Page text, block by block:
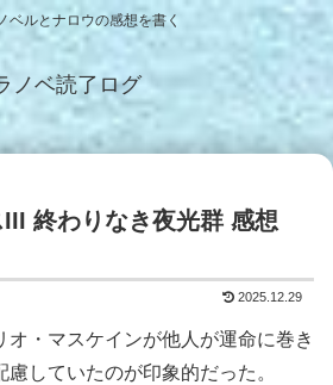
ベルとナロウの感想を書く
ノベ読了ログ
終わりなき夜光群 感想
2025.12.29
オ・マスケインが他人が運命に巻き
していたのが印象的だった。